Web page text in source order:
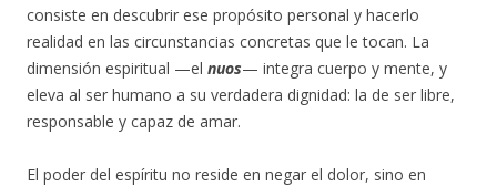
consiste en descubrir ese propósito personal y hacerlo
realidad en las circunstancias concretas que le tocan. La
dimensión espiritual —el nuos— integra cuerpo y mente, y
eleva al ser humano a su verdadera dignidad: la de ser libre,
responsable y capaz de amar.
El poder del espíritu no reside en negar el dolor, sino en